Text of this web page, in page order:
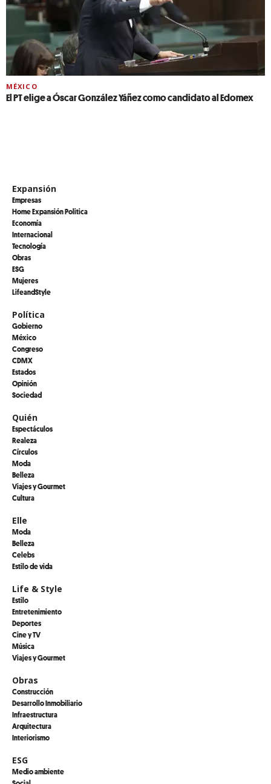
MÉXICO
El PT elige a Óscar González Yáñez como candidato al Edomex
Expansión
Empresas
Home Expansión Politica
Economía
Internacional
Tecnología
Obras
ESG
Mujeres
LifeandStyle
Política
Gobierno
México
Congreso
CDMX
Estados
Opinión
Sociedad
Quién
Espectáculos
Realeza
Círculos
Moda
Belleza
Viajes y Gourmet
Cultura
Elle
Moda
Belleza
Celebs
Estilo de vida
Life & Style
Estilo
Entretenimiento
Deportes
Cine y TV
Música
Viajes y Gourmet
Obras
Construcción
Desarrollo Inmobiliario
Infraestructura
Arquitectura
Interiorismo
ESG
Medio ambiente